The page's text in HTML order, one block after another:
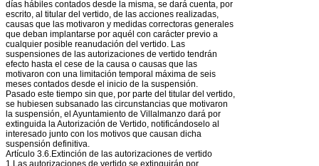
días hábiles contados desde la misma, se dará cuenta, por
escrito, al titular del vertido, de las acciones realizadas,
causas que las motivaron y medidas correctoras generales
que deban implantarse por aquél con carácter previo a
cualquier posible reanudación del vertido. Las
suspensiones de las autorizaciones de vertido tendrán
efecto hasta el cese de la causa o causas que las
motivaron con una limitación temporal máxima de seis
meses contados desde el inicio de la suspensión.
Pasado este tiempo sin que, por parte del titular del vertido,
se hubiesen subsanado las circunstancias que motivaron
la suspensión, el Ayuntamiento de Villalmanzo dará por
extinguida la Autorización de Vertido, notificándoselo al
interesado junto con los motivos que causan dicha
suspensión definitiva.
Artículo 3.6.Extinción de las autorizaciones de vertido
1.Las autorizaciones de vertido se extinguirán por